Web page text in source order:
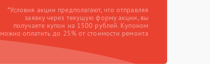
*Условия акции предполагают, что отправляя
заявку через текущую форму акции, вы
получаете купон на 1500 рублей. Купоном
можно оплатить до 25% от стоимости ремонта